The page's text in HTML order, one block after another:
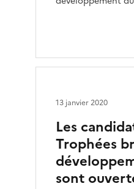
Les
Trophées
sont
13 janvier 2020